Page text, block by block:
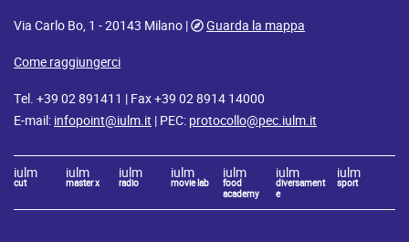
Via Carlo Bo, 1 - 20143 Milano |
Guarda la mappa
Come raggiungerci
Tel. +39 02 891411 | Fax +39 02 8914 14000
E-mail: infopoint@iulm.it | PEC: protocollo@pec.iulm.it
iulm
cut
iulm
master x
iulm
radio
iulm
movie lab
iulm
food
academy
iulm
diversament
e
iulm
sport